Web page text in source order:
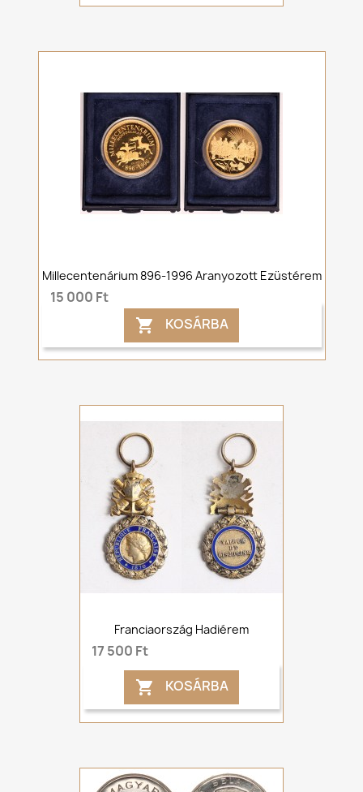
Millecentenárium 896-1996 Aranyozott Ezüstérem
15 000 Ft
 KOSÁRBA
Franciaország Hadiérem
17 500 Ft
 KOSÁRBA